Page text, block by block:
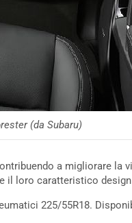
(da Subaru)
a migliorare la
il loro caratteristico
225/55R18.